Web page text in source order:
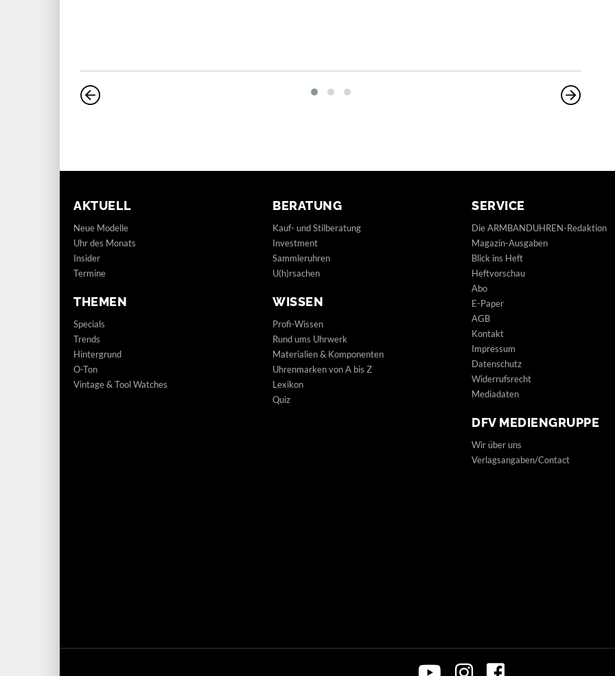
AKTUELL
Neue Modelle
Uhr des Monats
Insider
Termine
THEMEN
Specials
Trends
Hintergrund
O-Ton
Vintage & Tool Watches
BERATUNG
Kauf- und Stilberatung
Investment
Sammleruhren
U(h)rsachen
WISSEN
Profi-Wissen
Rund ums Uhrwerk
Materialien & Komponenten
Uhrenmarken von A bis Z
Lexikon
Quiz
SERVICE
Die ARMBANDUHREN-Redaktion
Magazin-Ausgaben
Blick ins Heft
Heftvorschau
Abo
E-Paper
AGB
Kontakt
Impressum
Datenschutz
Widerrufsrecht
Mediadaten
DFV MEDIENGRUPPE
Wir über uns
Verlagsangaben/Contact